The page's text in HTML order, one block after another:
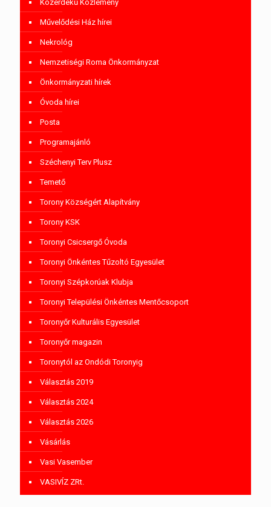
Közérdekű Közlemény
Művelődési Ház hírei
Nekrológ
Nemzetiségi Roma Önkormányzat
Önkormányzati hírek
Óvoda hírei
Posta
Programajánló
Széchenyi Terv Plusz
Temető
Torony Községért Alapítvány
Torony KSK
Toronyi Csicsergő Óvoda
Toronyi Önkéntes Tűzoltó Egyesület
Toronyi Szépkorúak Klubja
Toronyi Települési Önkéntes Mentőcsoport
Toronyőr Kulturális Egyesület
Toronyőr magazin
Toronytól az Ondódi Toronyig
Választás 2019
Választás 2024
Választás 2026
Vásárlás
Vasi Vasember
VASIVÍZ ZRt.